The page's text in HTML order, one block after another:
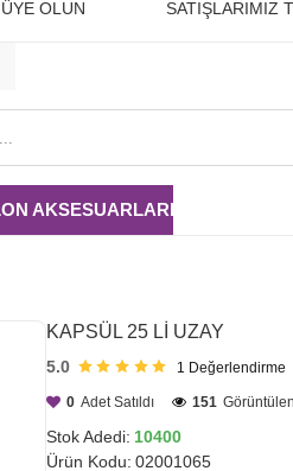
ÜYE OLUN SATIŞLARIMIZ
AKSESUARLARI
KAPSÜL 25 Lİ UZAY
5.0 1 Değerlendirme
Stok Adedi: 10400
Ürün Kodu: 02001065
0 Adet Satıldı 151